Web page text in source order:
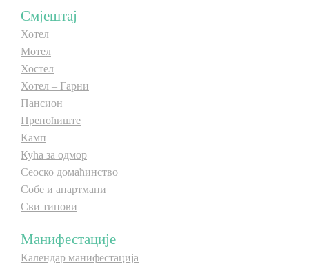
Смјештај
Хотел
Мотел
Хостел
Хотел – Гарни
Пансион
Преноћиште
Камп
Кућа за одмор
Сеоско домаћинство
Собе и апартмани
Сви типови
Манифестације
Календар манифестација